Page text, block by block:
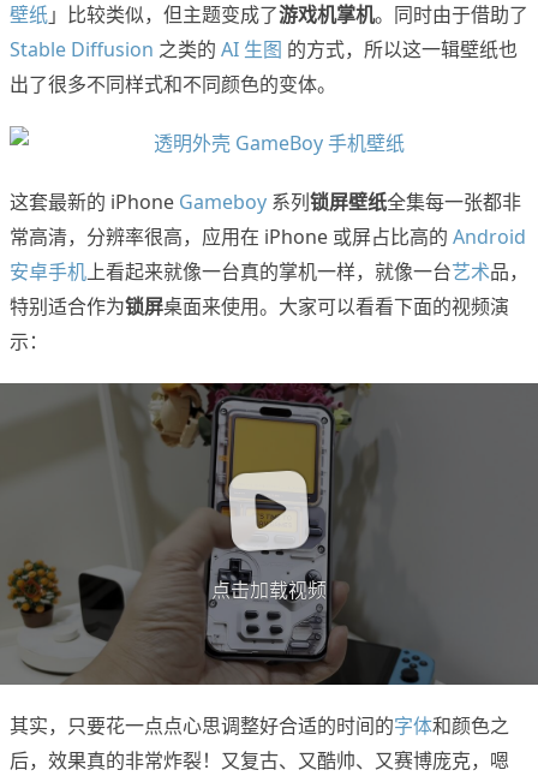
壁纸」比较类似，但主题变成了游戏机掌机。同时由于借助了
Stable Diffusion 之类的 AI 生图 的方式，所以这一辑壁纸也
出了很多不同样式和不同颜色的变体。
这套最新的 iPhone Gameboy 系列锁屏壁纸全集每一张都非
常高清，分辨率很高，应用在 iPhone 或屏占比高的 Android
安卓手机上看起来就像一台真的掌机一样，就像一台艺术品，
特别适合作为锁屏桌面来使用。大家可以看看下面的视频演
示：
点击加载视频
其实，只要花一点点心思调整好合适的时间的字体和颜色之
后，效果真的非常炸裂！又复古、又酷帅、又赛博庞克，嗯